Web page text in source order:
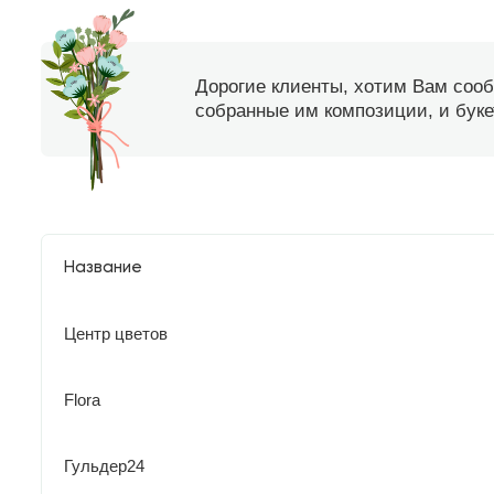
Дорогие клиенты, хотим Вам
собранные им композиции, и
Название
Центр цветов
Flora
Гульдер24